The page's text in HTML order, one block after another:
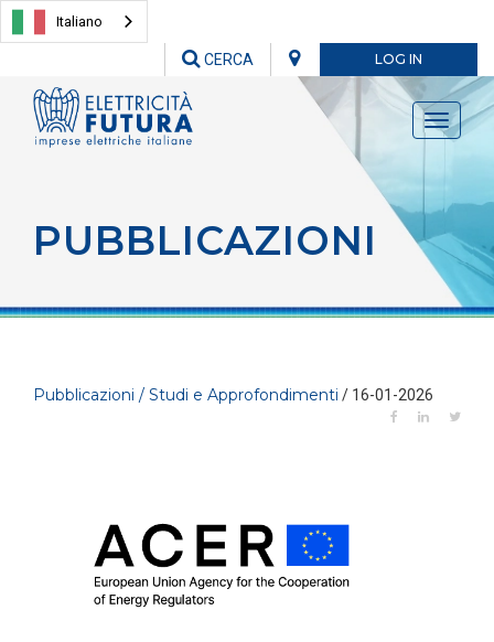
Italiano
LOG IN
CERCA
Toggle
PUBBLICAZIONI
Pubblicazioni / Studi e Approfondimenti / 16-01-2026